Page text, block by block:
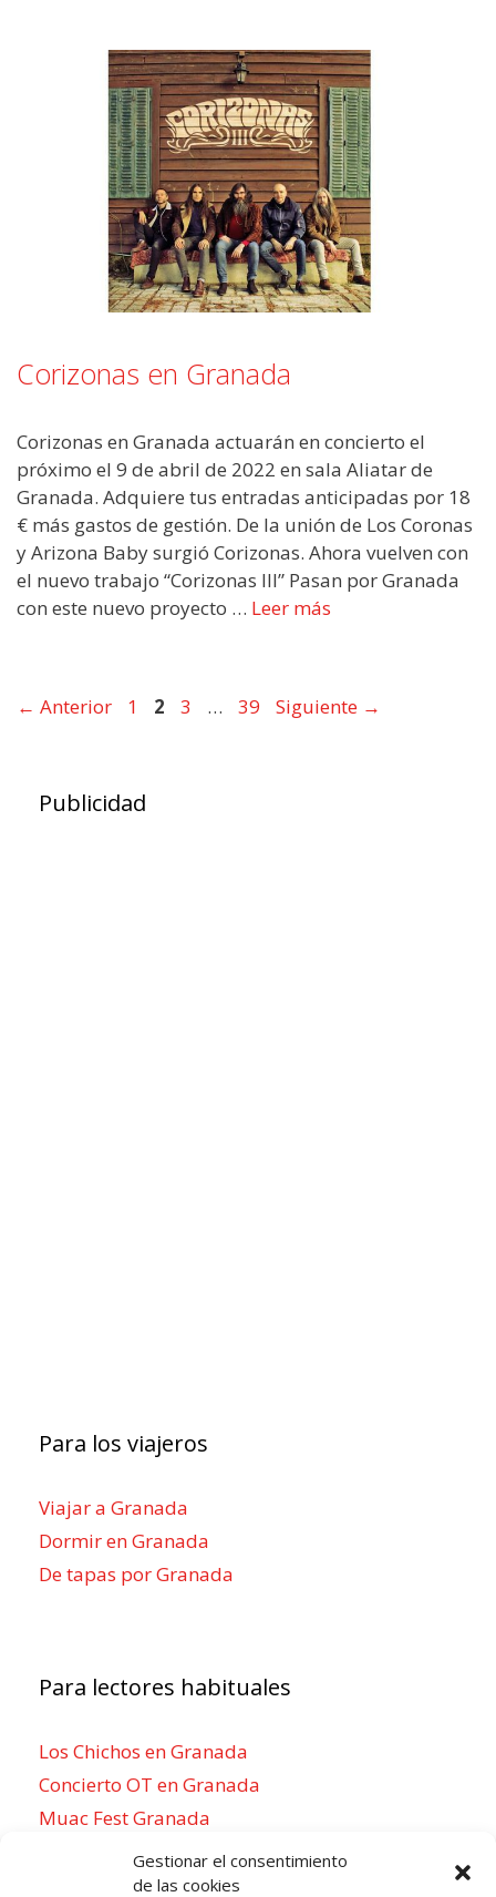
Gestionar el consentimiento
de las cookies
Corizonas en Granada
Corizonas en Granada actuarán en concierto el
próximo el 9 de abril de 2022 en sala Aliatar de
Granada. Adquiere tus entradas anticipadas por 18
€ más gastos de gestión. De la unión de Los Coronas
y Arizona Baby surgió Corizonas. Ahora vuelven con
el nuevo trabajo “Corizonas III” Pasan por Granada
con este nuevo proyecto … Leer más
← Anterior Página
1 Página
2 Página
3 … Página
39 Siguiente →
Publicidad
Para los viajeros
Viajar a Granada
Dormir en Granada
De tapas por Granada
Para lectores habituales
Los Chichos en Granada
Concierto OT en Granada
Muac Fest Granada
Concierto de Saiko en Granada